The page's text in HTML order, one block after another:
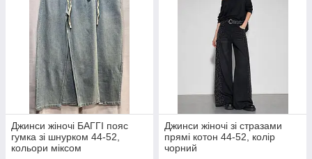
Джинси жіночі БАГГІ пояс
гумка зі шнурком 44-52,
кольори міксом
Джинси жіночі зі стразами
прямі котон 44-52, колір
чорний